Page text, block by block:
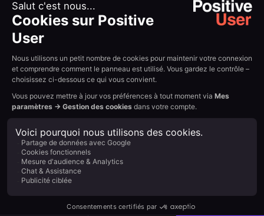
messages. Concentrez-vous sur la stratégie
pendant que votre assistant IA gère le premier jet
et les options de test A/B.